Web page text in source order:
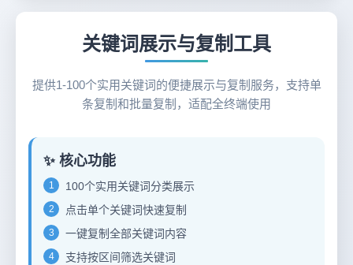
关键词展示与复制工具
提供1-100个实用关键词的便捷展示与复制服务，支持单
条复制和批量复制，适配全终端使用
✨ 核心功能
1 100个实用关键词分类展示
2 点击单个关键词快速复制
3 一键复制全部关键词内容
4 支持按区间筛选关键词